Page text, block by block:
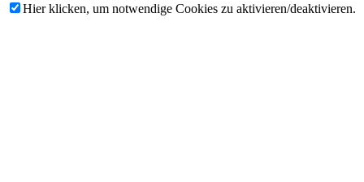
Hier klicken, um notwendige Cookies zu aktivieren/deaktivieren.